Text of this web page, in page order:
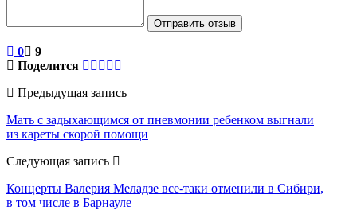
Отправить отзыв
0
9
Поделится
Предыдущая запись
Мать с задыхающимся от пневмонии ребенком выгнали
из кареты скорой помощи
Следующая запись
Концерты Валерия Меладзе все-таки отменили в Сибири,
в том числе в Барнауле